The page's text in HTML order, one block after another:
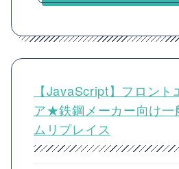
【JavaScript】フロント
ア★鉄鋼メーカー向け一
ムリプレイス